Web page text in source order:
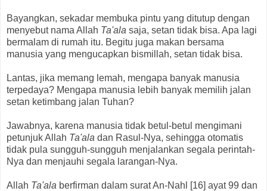
Bayangkan, sekadar membuka pintu yang ditutup dengan
menyebut nama Allah Ta'ala saja, setan tidak bisa. Apa lagi
bermalam di rumah itu. Begitu juga makan bersama
manusia yang mengucapkan bismillah, setan tidak bisa.
Lantas, jika memang lemah, mengapa banyak manusia
terpedaya? Mengapa manusia lebih banyak memilih jalan
setan ketimbang jalan Tuhan?
Jawabnya, karena manusia tidak betul-betul mengimani
petunjuk Allah Ta'ala dan Rasul-Nya, sehingga otomatis
tidak pula sungguh-sungguh menjalankan segala perintah-
Nya dan menjauhi segala larangan-Nya.
Allah Ta'ala berfirman dalam surat An-Nahl [16] ayat 99 dan